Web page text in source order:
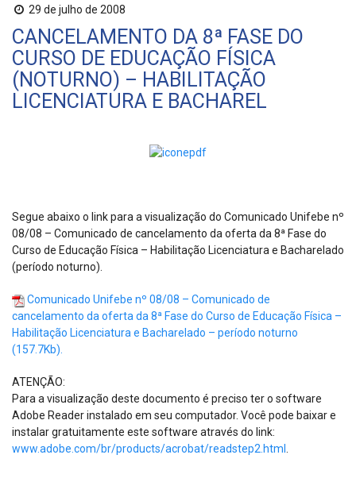
29 de julho de 2008
CANCELAMENTO DA 8ª FASE DO
CURSO DE EDUCAÇÃO FÍSICA
(NOTURNO) – HABILITAÇÃO
LICENCIATURA E BACHAREL
Segue abaixo o link para a visualização do Comunicado Unifebe nº
08/08 – Comunicado de cancelamento da oferta da 8ª Fase do
Curso de Educação Física – Habilitação Licenciatura e Bacharelado
(período noturno).
Comunicado Unifebe nº 08/08 – Comunicado de
cancelamento da oferta da 8ª Fase do Curso de Educação Física –
Habilitação Licenciatura e Bacharelado – período noturno
(157.7Kb).
ATENÇÃO:
Para a visualização deste documento é preciso ter o software
Adobe Reader instalado em seu computador. Você pode baixar e
instalar gratuitamente este software através do link:
www.adobe.com/br/products/acrobat/readstep2.html .